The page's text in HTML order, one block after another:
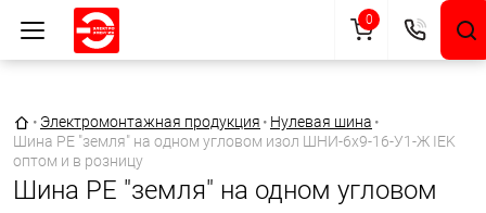
Главная страница
• Электромонтажная продукция • Нулевая шина •
Шина PE "земля" на одном угловом изол ШНИ-6х9-16-У1-Ж IEK
оптом и в розницу
Шина PE "земля" на одном угловом
0